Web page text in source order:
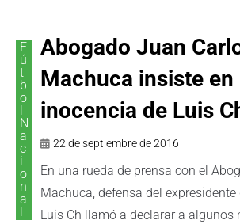
F
ú
t
b
o
N
a
c
i
o
n
a
Abogado Juan
Machuca insiste en
inocencia de Luis
22 de septiembre de 2016
En una rueda de prensa con el
Machuca, defensa del expresidente
Luis Ch llamó a declarar a algunos